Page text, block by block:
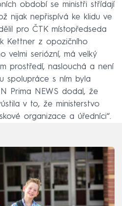
období se ministři střídají
nijak nepřispívá ke klidu ve
pro ČTK místopředseda
Kettner z opozičního
velmi seriózní, má velký
prostředí, naslouchá a není
spolupráce s ním byla
Prima NEWS dodal, že
v to, že ministerstvo
organizace a úředníci“.